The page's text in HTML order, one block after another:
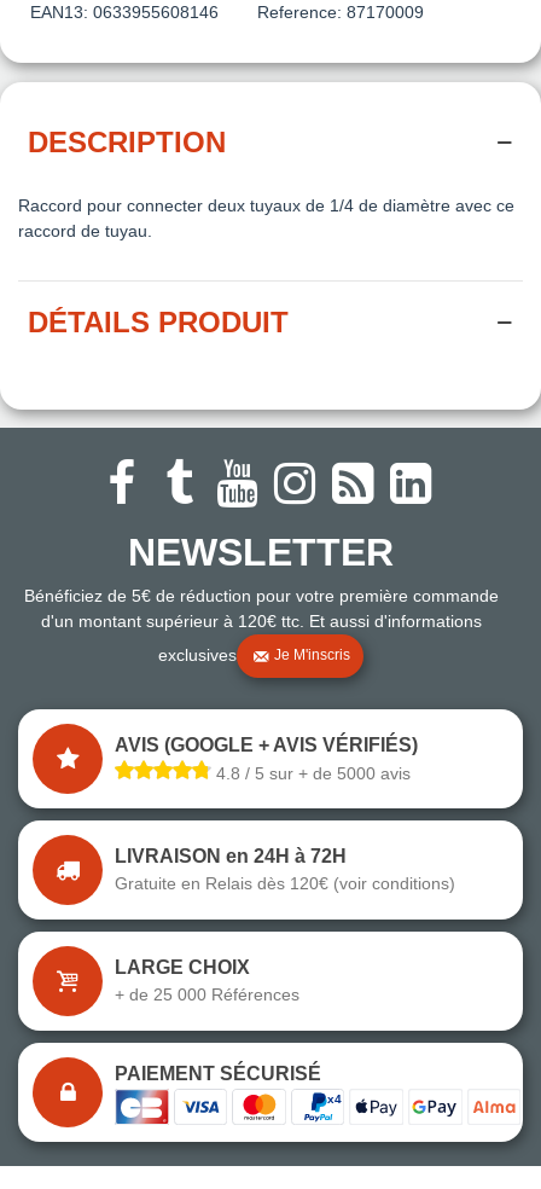
EAN13: 0633955608146 Reference: 87170009
DESCRIPTION
Raccord pour connecter deux tuyaux de 1/4 de diamètre avec ce
raccord de tuyau.
DÉTAILS PRODUIT
NEWSLETTER
Bénéficiez de 5€ de réduction pour votre première commande
d'un montant supérieur à 120€ ttc. Et aussi d'informations
exclusives
Je M'inscris
AVIS (GOOGLE + AVIS VÉRIFIÉS)
4.8 / 5 sur + de 5000 avis
LIVRAISON en 24H à 72H
Gratuite en Relais dès 120€ (voir conditions)
LARGE CHOIX
+ de 25 000 Références
PAIEMENT SÉCURISÉ